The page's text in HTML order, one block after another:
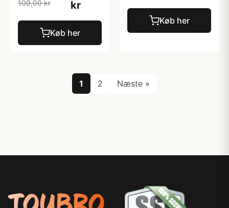
109,00 kr
kr
Køb her
Køb her
1 2 Næste »